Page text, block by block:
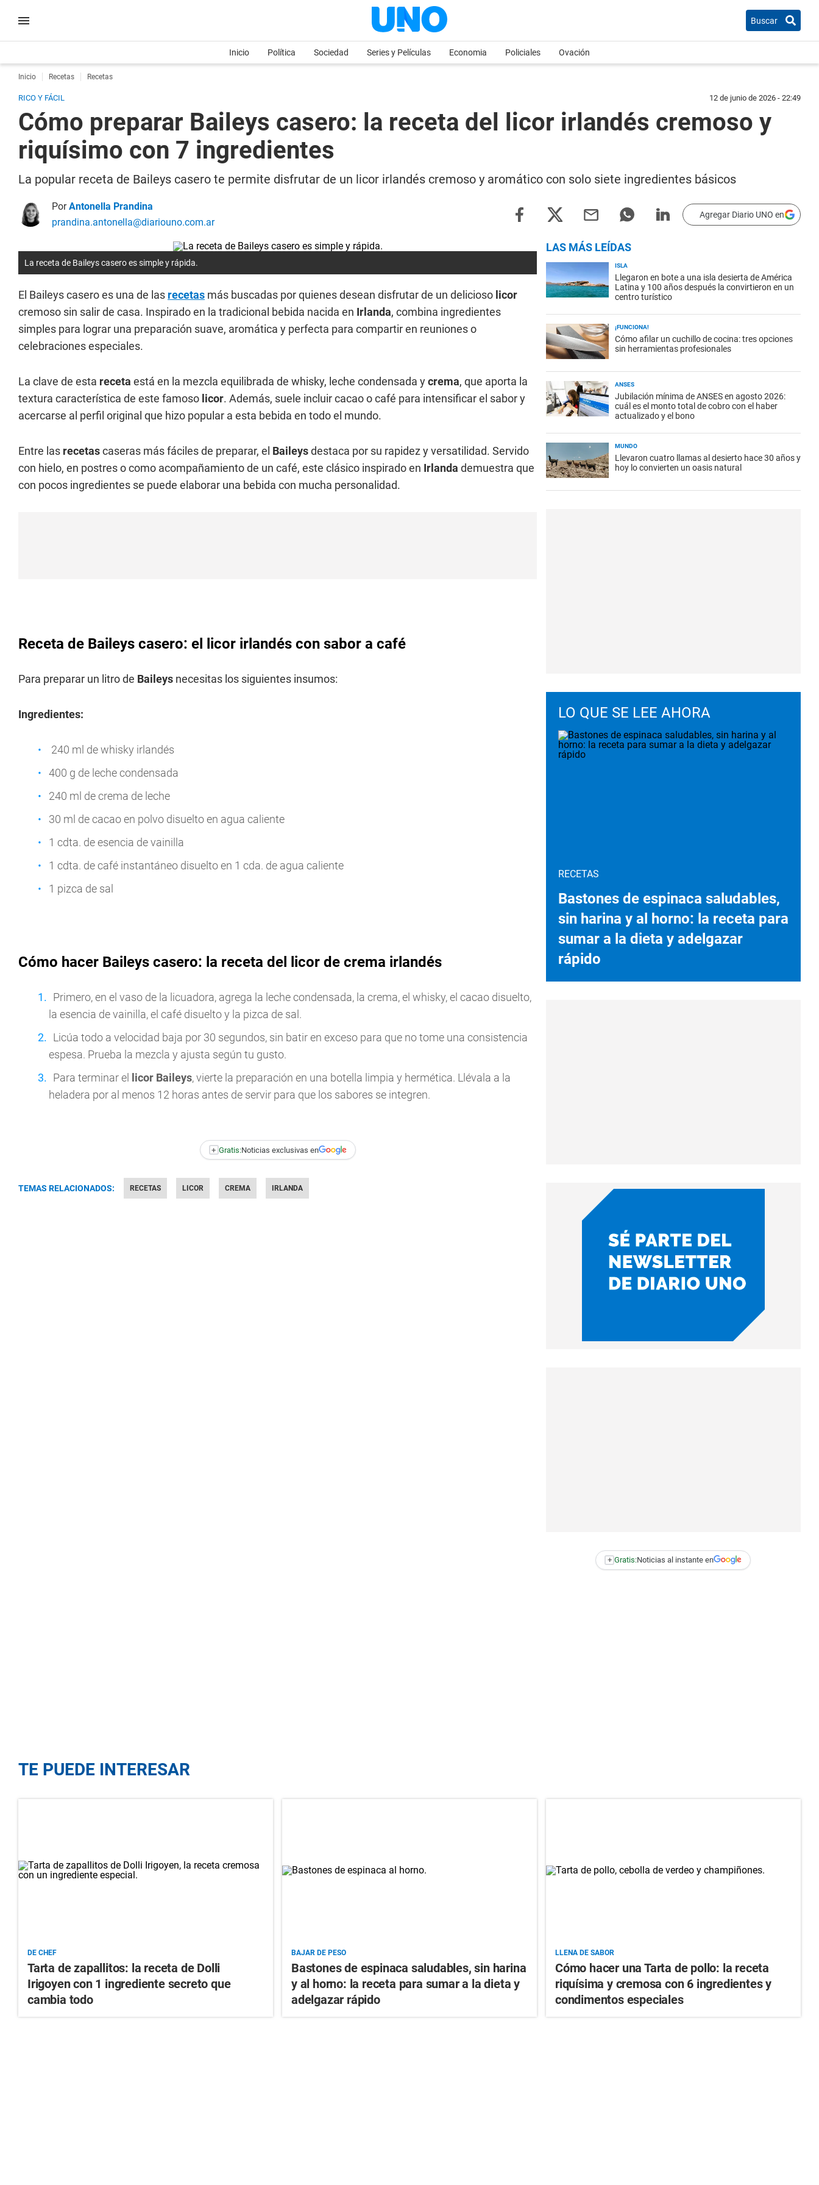
Buscar
Inicio Política Sociedad Series y Películas Economia Policiales Ovación
Inicio Recetas Recetas
RICO Y FÁCIL 12 de junio de 2026 - 22:49
Cómo preparar Baileys casero: la receta del licor irlandés cremoso y
riquísimo con 7 ingredientes
La popular receta de Baileys casero te permite disfrutar de un licor irlandés cremoso y aromático con solo siete ingredientes básicos
PorAntonella Prandina
prandina.antonella@diariouno.com.ar
Agregar Diario UNO en
La receta de Baileys casero es simple y rápida.
El Baileys casero es una de las recetas más buscadas por quienes desean disfrutar de un delicioso licor
cremoso sin salir de casa. Inspirado en la tradicional bebida nacida en Irlanda, combina ingredientes
simples para lograr una preparación suave, aromática y perfecta para compartir en reuniones o
celebraciones especiales.
La clave de esta receta está en la mezcla equilibrada de whisky, leche condensada ycrema, que aporta la
textura característica de este famoso licor. Además, suele incluir cacao o café para intensificar el sabor y
acercarse al perfil original que hizo popular a esta bebida en todo el mundo.
Entre las recetascaseras más fáciles de preparar, el Baileysdestaca por su rapidez y versatilidad. Servido
con hielo, en postres o como acompañamiento de un café, este clásico inspirado en Irlanda demuestra que
con pocos ingredientes se puede elaborar una bebida con mucha personalidad.
Receta de Baileys casero: el licor irlandés con sabor a café
Para preparar un litro de Baileys necesitas los siguientes insumos:
Ingredientes:
240 ml de whisky irlandés
400 g de leche condensada
240 ml de crema de leche
30 ml de cacao en polvo disuelto en agua caliente
1 cdta. de esencia de vainilla
1 cdta. de café instantáneo disuelto en 1 cda. de agua caliente
1 pizca de sal
Cómo hacer Baileys casero: la receta del licor de crema irlandés
Primero, en el vaso de la licuadora, agrega la leche condensada, la crema, el whisky, el cacao disuelto,
la esencia de vainilla, el café disuelto y la pizca de sal.
Licúa todo a velocidad baja por 30 segundos, sin batir en exceso para que no tome una consistencia
espesa. Prueba la mezcla y ajusta según tu gusto.
Para terminar el
licor Baileys, vierte la preparación en una botella limpia y hermética. Llévala a la
heladera por al menos 12 horas antes de servir para que los sabores se integren.
+ Gratis:Noticias exclusivas en
TEMAS RELACIONADOS: RECETAS LICOR CREMA IRLANDA
LAS MÁS LEÍDAS
ISLA
Llegaron en bote a una isla desierta de América
Latina y 100 años después la convirtieron en un
centro turístico
¡FUNCIONA!
Cómo afilar un cuchillo de cocina: tres opciones
sin herramientas profesionales
ANSES
Jubilación mínima de ANSES en agosto 2026:
cuál es el monto total de cobro con el haber
actualizado y el bono
MUNDO
Llevaron cuatro llamas al desierto hace 30 años y
hoy lo convierten un oasis natural
LO QUE SE LEE AHORA
RECETAS
Bastones de espinaca saludables,
sin harina y al horno: la receta para
sumar a la dieta y adelgazar
rápido
+ Gratis:Noticias al instante en
TE PUEDE INTERESAR
DE CHEF
Tarta de zapallitos: la receta de Dolli
Irigoyen con 1 ingrediente secreto que
cambia todo
BAJAR DE PESO
Bastones de espinaca saludables, sin harina
y al horno: la receta para sumar a la dieta y
adelgazar rápido
LLENA DE SABOR
Cómo hacer una Tarta de pollo: la receta
riquísima y cremosa con 6 ingredientes y
condimentos especiales